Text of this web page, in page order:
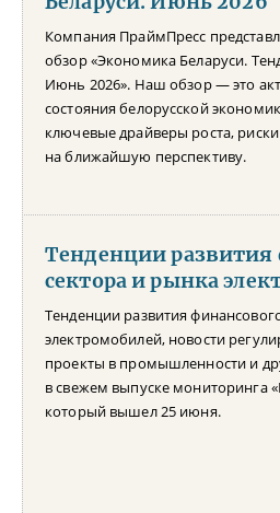
Компания ПраймПресс
обзор «Экономика Беларуси.
Июнь 2026». Наш обзор — это
состояния белорусской
ключевые драйверы роста,
на ближайшую перспективу.
Тенденции развития
сектора и рынка
Тенденции развития
электромобилей, новости
проекты в промышленности и
в свежем выпуске мониторинга
который вышел 25 июня.